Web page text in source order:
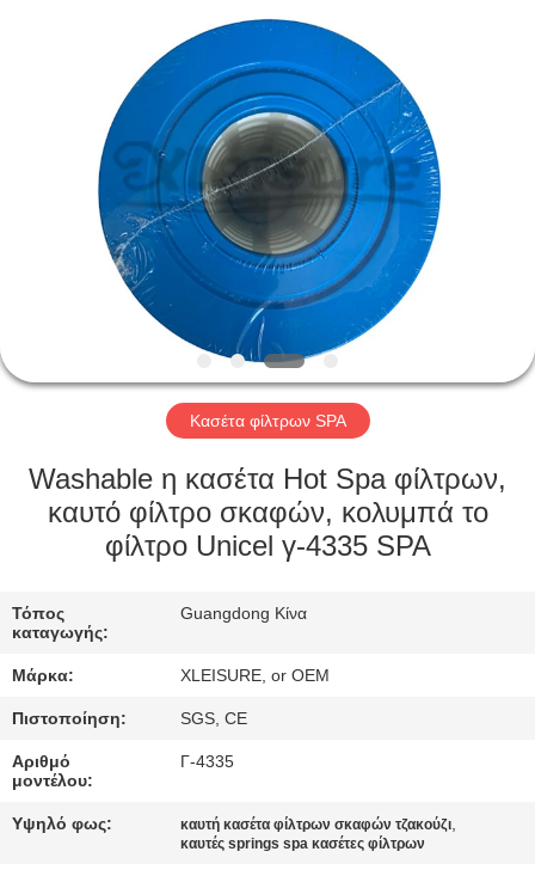
ΑΡΧΙΚΉ
ΣΕΛΊΔΑ
ΠΡΟΪΌΝΤΑ
ΣΧΕΤΙΚΆ
ΜΕ
ΕΜΆΣ
ΓΎΡΟΣ
ΕΡΓΟΣΤΑΣΊΩΝ
ΈΛΕΓΧΟΣ
ΖΗΤΉΣΤΕ
ΈΝΑ
ΑΠΌΣΠΑΣΜΑ
Κασέτα φίλτρων SPA
Washable η κασέτα Hot Spa φίλτρων,
καυτό φίλτρο σκαφών, κολυμπά το
φίλτρο Unicel γ-4335 SPA
Τόπος
καταγωγής:
Guangdong Κίνα
Μάρκα: XLEISURE, or OEM
Πιστοποίηση: SGS, CE
Αριθμό
μοντέλου:
Γ-4335
Υψηλό φως: καυτή κασέτα φίλτρων σκαφών τζακούζι,
καυτές springs spa κασέτες φίλτρων